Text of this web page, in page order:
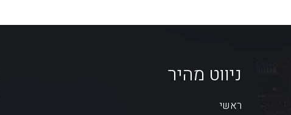
ניווט מהיר
ראשי